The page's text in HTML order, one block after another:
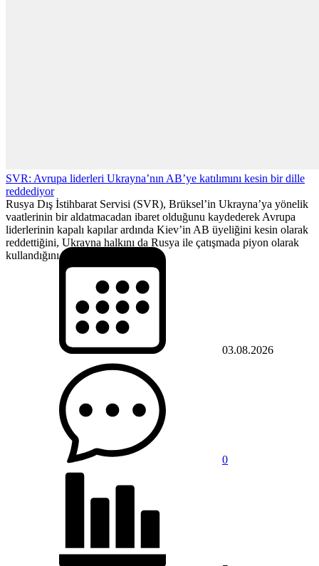
SVR: Avrupa liderleri Ukrayna’nın AB’ye katılımını kesin bir dille
reddediyor
Rusya Dış İstihbarat Servisi (SVR), Brüksel’in Ukrayna’ya yönelik
vaatlerinin bir aldatmacadan ibaret olduğunu kaydederek Avrupa
liderlerinin kapalı kapılar ardında Kiev’in AB üyeliğini kesin olarak
reddettiğini, Ukrayna halkını da Rusya ile çatışmada piyon olarak
kullandığını belirtti.
03.08.2026
0